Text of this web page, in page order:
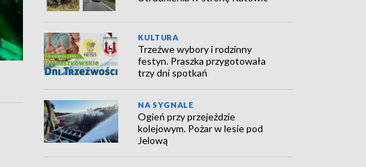
KULTURA
Trzeźwe wybory i rodzinny
festyn. Praszka przygotowała
trzy dni spotkań
NA SYGNALE
Ogień przy przejeździe
kolejowym. Pożar w lesie pod
Jelową